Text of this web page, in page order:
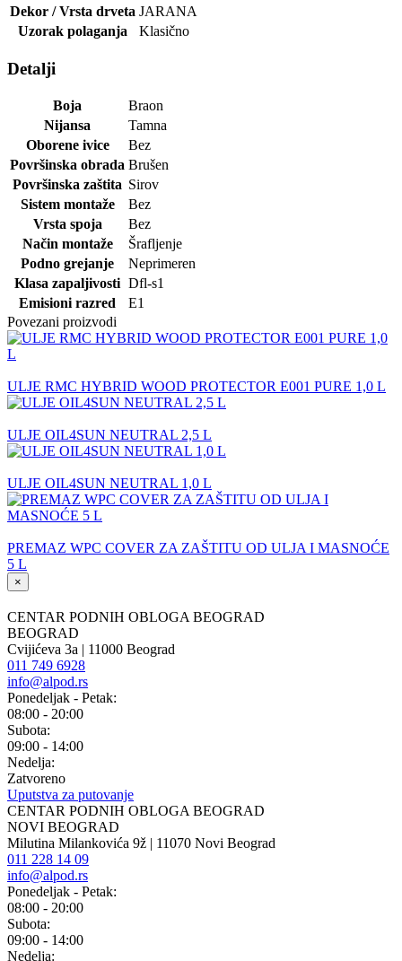
Dekor / Vrsta drveta JARANA
Uzorak polaganja
Klasično
Detalji
Boja
Braon
Nijansa
Tamna
Oborene ivice
Bez
Površinska obrada Brušen
Površinska zaštita Sirov
Sistem montaže
Bez
Vrsta spoja
Bez
Način montaže
Šrafljenje
Podno grejanje
Neprimeren
Klasa zapaljivosti Dfl-s1
Emisioni razred
E1
Povezani proizvodi
ULJE RMC HYBRID WOOD PROTECTOR E001 PURE 1,0 L
ULJE OIL4SUN NEUTRAL 2,5 L
ULJE OIL4SUN NEUTRAL 1,0 L
PREMAZ WPC COVER ZA ZAŠTITU OD ULJA I MASNOĆE
5 L
×
CENTAR PODNIH OBLOGA BEOGRAD
BEOGRAD
Cvijićeva 3a | 11000 Beograd
011 749 6928
info@alpod.rs
Ponedeljak - Petak:
08:00 - 20:00
Subota:
09:00 - 14:00
Nedelja:
Zatvoreno
Uputstva za putovanje
CENTAR PODNIH OBLOGA BEOGRAD
NOVI BEOGRAD
Milutina Milankovića 9ž | 11070 Novi Beograd
011 228 14 09
info@alpod.rs
Ponedeljak - Petak:
08:00 - 20:00
Subota:
09:00 - 14:00
Nedelja: